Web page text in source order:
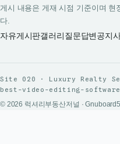
게시 내용은 게재 시점 기준이며 현
다.
자유게시판갤러리질문답변공지
Site 020 · Luxury Realty
best-video-editing-
© 2026 럭셔리부동산저널 ·